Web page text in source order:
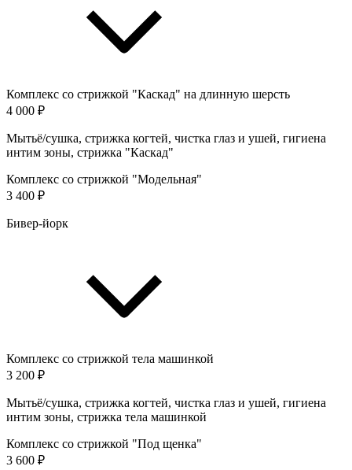
Комплекс со стрижкой "Каскад" на длинную шерсть
4 000 ₽
Мытьё/сушка, стрижка когтей, чистка глаз и ушей, гигиена
интим зоны, стрижка "Каскад"
Комплекс со стрижкой "Модельная"
3 400 ₽
Бивер-йорк
Комплекс со стрижкой тела машинкой
3 200 ₽
Мытьё/сушка, стрижка когтей, чистка глаз и ушей, гигиена
интим зоны, стрижка тела машинкой
Комплекс со стрижкой "Под щенка"
3 600 ₽